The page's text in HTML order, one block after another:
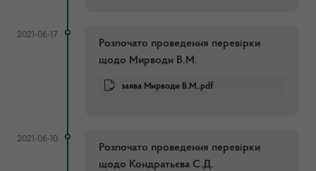
2021-06-17
Розпочато проведення перевірки
щодо Мирводи В.М.
заява Мирводи В.М..pdf
2021-06-10
Розпочато проведення перевірки
щодо Кондратьєва С.Д.